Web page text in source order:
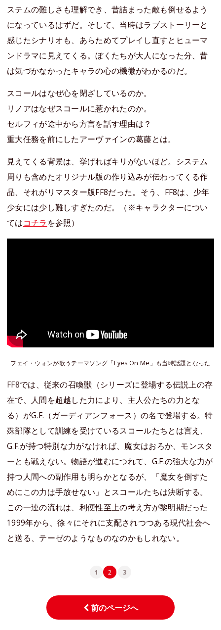
ステムの難しさも理解でき、昔詰まった敵も倒せるよう
になっているはずだ。そして、当時はラブストーリーと
感じたシナリオも、あらためてプレイし直すとヒューマ
ンドラマに見えてくる。ぼくたちが大人になった分、昔
は気づかなかったキャラの心の機微がわかるのだ。
スコールはなぜ心を閉ざしているのか。
リノアはなぜスコールに惹かれたのか。
セルフィが途中から方言を話す理由は？
重大任務を前にしたアーヴァインの葛藤とは。
見えてくる背景は、挙げればキリがないほど。システム
周りも含めたオリジナル版の作り込みが伝わってくる作
品、それがリマスター版FF8だった。そう、FF8は、少年
少女には少し難しすぎたのだ。（※キャラクターについ
てはコチラ を参照）
フェイ・ウォンが歌うテーマソング「Eyes On Me」も当時話題となった
FF8では、従来の召喚獣（シリーズに登場する伝説上の存
在で、人間を超越した力により、主人公たちの力とな
る）がG.F.（ガーディアンフォース）の名で登場する。特
殊部隊として訓練を受けているスコールたちとは言え、
G.F.が持つ特別な力がなければ、魔女はおろか、モンスタ
ーとも戦えない。物語が進むにつれて、G.F.の強大な力が
持つ人間への副作用も明らかとなるが、「魔女を倒すた
めにこの力は手放せない」とスコールたちは決断する。
この一連の流れは、利便性至上の考え方が黎明期だった
1999年から、徐々にそれに支配されつつある現代社会へ
と送る、テーゼのようなものなのかもしれない。
1 2 3
前のページへ